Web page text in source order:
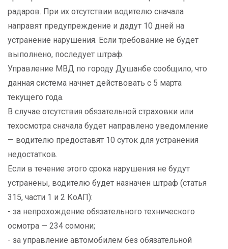
радаров. При их отсутствии водителю сначала
направят предупреждение и дадут 10 дней на
устранение нарушения. Если требование не будет
выполнено, последует штраф.
Управление МВД по городу Душанбе сообщило, что
данная система начнет действовать с 5 марта
текущего года.
В случае отсутствия обязательной страховки или
техосмотра сначала будет направлено уведомление
— водителю предоставят 10 суток для устранения
недостатков.
Если в течение этого срока нарушения не будут
устранены, водителю будет назначен штраф (статья
315, части 1 и 2 КоАП):
- за непрохождение обязательного технического
осмотра — 234 сомони;
- за управление автомобилем без обязательной